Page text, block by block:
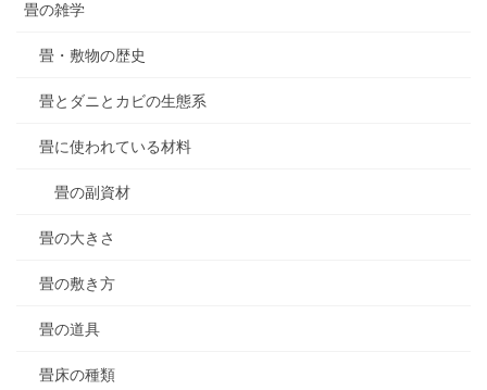
畳の雑学
畳・敷物の歴史
畳とダニとカビの生態系
畳に使われている材料
畳の副資材
畳の大きさ
畳の敷き方
畳の道具
畳床の種類